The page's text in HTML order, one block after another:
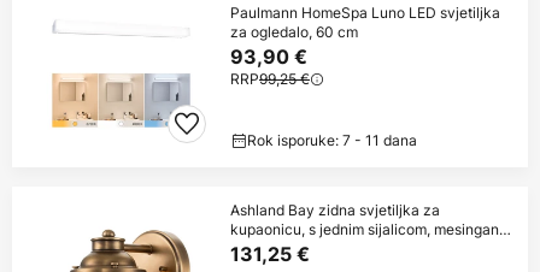
Paulmann HomeSpa Luno LED svjetiljka
za ogledalo, 60 cm
93,90 €
RRP99,25 €
Rok isporuke: 7 - 11 dana
Ashland Bay zidna svjetiljka za
kupaonicu, s jednim sijalicom, mesingana,
IP44
131,25 €